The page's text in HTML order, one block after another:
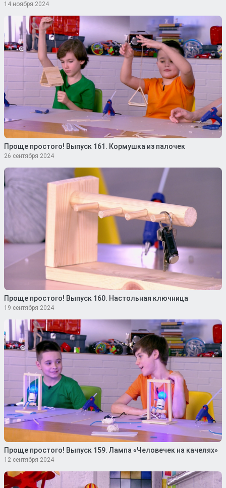
14 ноября 2024
Проще простого! Выпуск 161. Кормушка из палочек
26 сентября 2024
Проще простого! Выпуск 160. Настольная ключница
19 сентября 2024
Проще простого! Выпуск 159. Лампа «Человечек на качелях»
12 сентября 2024